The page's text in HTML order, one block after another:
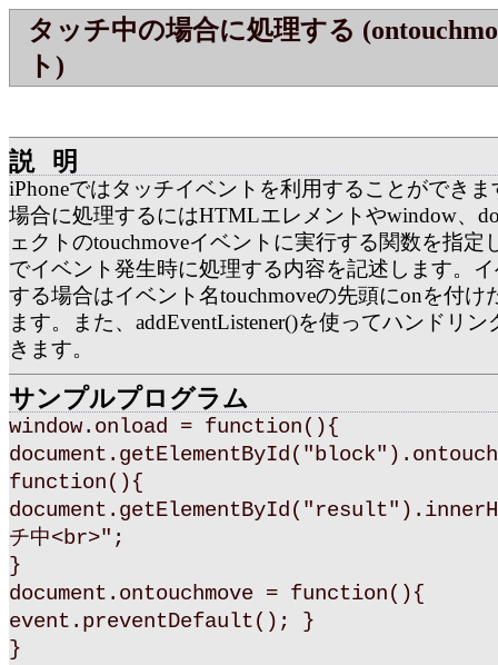
タッチ中の場合に処理する
ト)
説明
iPhoneではタッチイベントを利用することができ
場合に処理するにはHTMLエレメントやwindow、
ェクトのtouchmoveイベントに実行する関数を指定
でイベント発生時に処理する内容を記述します。
する場合はイベント名touchmoveの先頭にonを付け
ます。また、addEventListener()を使ってハンドリ
きます。
サンプルプログラム
window.onload = function(){
function(){
チ中<br>";
}
document.ontouchmove = function(){
event.preventDefault(); }
}